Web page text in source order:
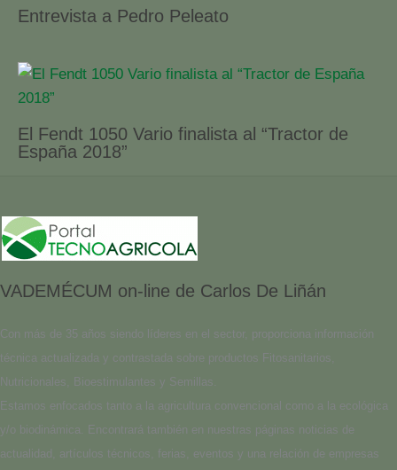
Entrevista a Pedro Peleato
El Fendt 1050 Vario finalista al “Tractor de
España 2018”
VADEMÉCUM on-line de Carlos De Liñán
Con más de 35 años siendo líderes en el sector, proporciona información
técnica actualizada y contrastada sobre productos Fitosanitarios,
Nutricionales, Bioestimulantes y Semillas.
Estamos enfocados tanto a la agricultura convencional como a la ecológica
y/o biodinámica. Encontrará también en nuestras páginas noticias de
actualidad, artículos técnicos, ferias, eventos y una relación de empresas